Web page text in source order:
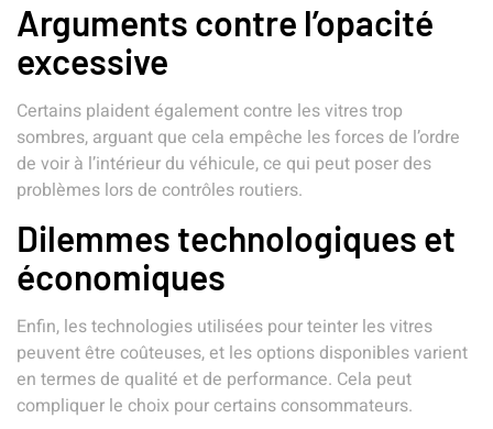
Arguments contre l’opacité
excessive
Certains plaident également contre les vitres trop
sombres, arguant que cela empêche les forces de l’ordre
de voir à l’intérieur du véhicule, ce qui peut poser des
problèmes lors de contrôles routiers.
Dilemmes technologiques et
économiques
Enfin, les technologies utilisées pour teinter les vitres
peuvent être coûteuses, et les options disponibles varient
en termes de qualité et de performance. Cela peut
compliquer le choix pour certains consommateurs.